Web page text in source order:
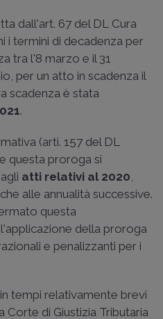
dall'art. 67 del DL Cura
i termini di decadenza per
tra l'8 marzo e il 31
per un atto in scadenza il
scadenza è stata
.
(arti. 157 del DL
questa proroga si
atti relativi al 2020
alle annualità successive.
questa
della proroga
e penalizzanti per i
tempi relativamente brevi
Corte di Giustizia Tributaria